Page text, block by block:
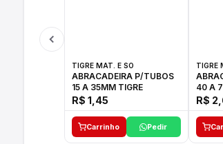
TIGRE MAT. E SO
ABRACADEIRA P/TUBOS
15 A 35MM TIGRE
R$ 1,45
Carrinho Pedir
TIGRE
40 A
R$